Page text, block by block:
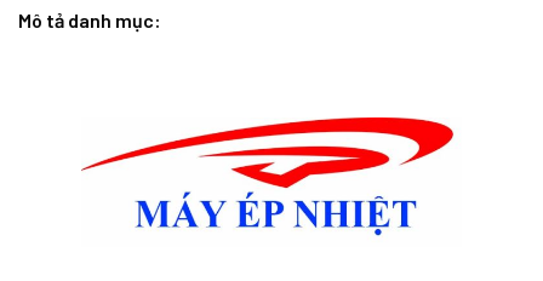
Mô tả danh mục: